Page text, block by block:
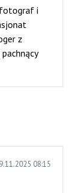
i
z
08:15